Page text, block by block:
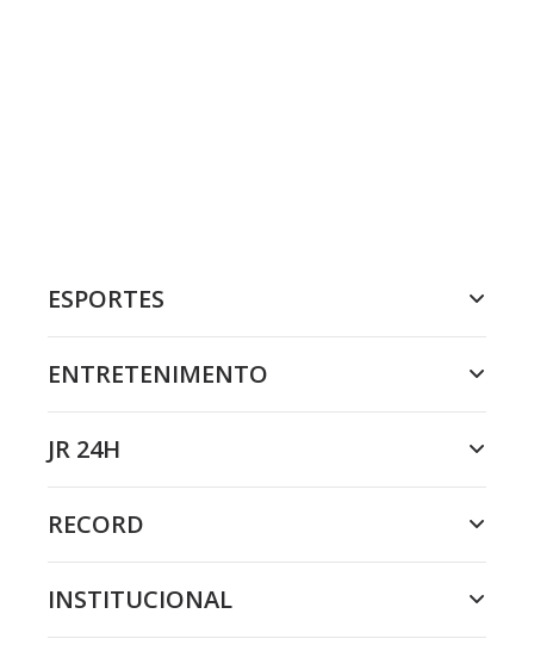
ESPORTES
ENTRETENIMENTO
JR 24H
RECORD
INSTITUCIONAL